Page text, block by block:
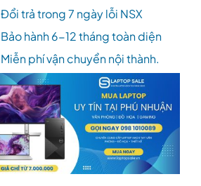
Đổi trả trong 7 ngày lỗi NSX
Bảo hành 6-12 tháng toàn diện
Miễn phí vận chuyển nội thành.